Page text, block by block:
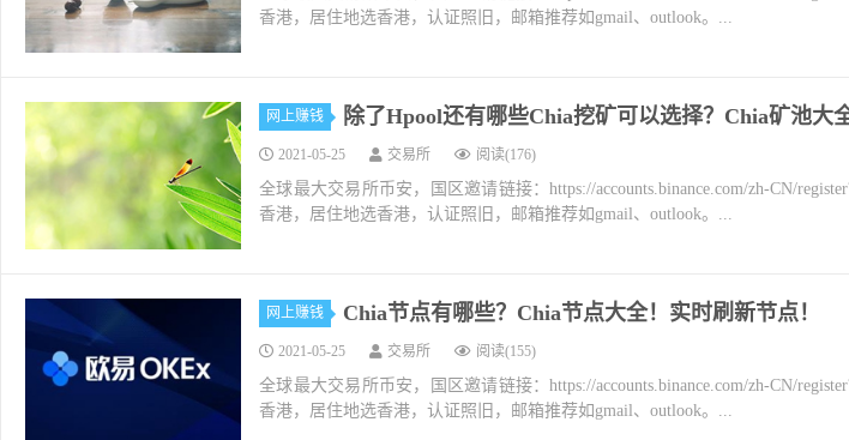
香港，居住地选香港，认证照旧，邮箱推荐如gmail、outlook。...
网上赚钱 除了Hpool还有哪些Chia挖矿可以选择？Chia矿池大
2021-05-25 交易所 阅读(176)
全球最大交易所币安，国区邀请链接：https://accounts.binance.com/zh-CN/
香港，居住地选香港，认证照旧，邮箱推荐如gmail、outlook。...
网上赚钱 Chia节点有哪些？Chia节点大全！实时刷新节点！
2021-05-25 交易所 阅读(155)
全球最大交易所币安，国区邀请链接：https://accounts.binance.com/zh-CN/
香港，居住地选香港，认证照旧，邮箱推荐如gmail、outlook。...